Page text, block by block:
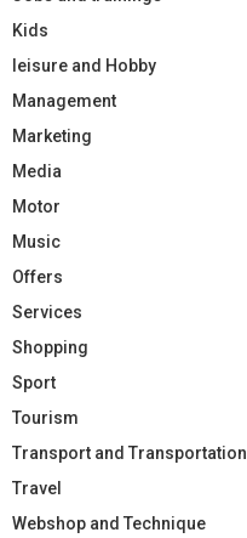
Kids
leisure and Hobby
Management
Marketing
Media
Motor
Music
Offers
Services
Shopping
Sport
Tourism
Transport and Transportation
Travel
Webshop and Technique